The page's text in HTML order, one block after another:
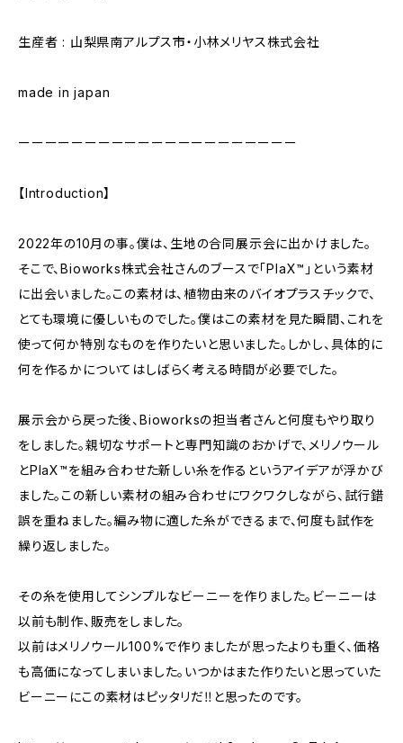
生産者 : 山梨県南アルプス市・小林メリヤス株式会社
made in japan
ーーーーーーーーーーーーーーーーーーーーー
【Introduction】
2022年の10月の事。僕は、生地の合同展示会に出かけました。
そこで、Bioworks株式会社さんのブースで「PlaX™」という素材
に出会いました。この素材は、植物由来のバイオプラスチックで、
とても環境に優しいものでした。僕はこの素材を見た瞬間、これを
使って何か特別なものを作りたいと思いました。しかし、具体的に
何を作るかについてはしばらく考える時間が必要でした。
展示会から戻った後、Bioworksの担当者さんと何度もやり取り
をしました。親切なサポートと専門知識のおかげで、メリノウール
とPlaX™を組み合わせた新しい糸を作るというアイデアが浮かび
ました。この新しい素材の組み合わせにワクワクしながら、試行錯
誤を重ねました。編み物に適した糸ができるまで、何度も試作を
繰り返しました。
その糸を使用してシンプルなビーニーを作りました。ビーニーは
以前も制作、販売をしました。
以前はメリノウール100%で作りましたが思ったよりも重く、価格
も高価になってしまいました。いつかはまた作りたいと思っていた
ビーニーにこの素材はピッタリだ‼︎と思ったのです。